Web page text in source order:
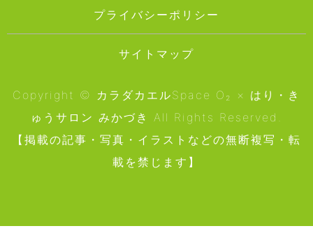
プライバシーポリシー
サイトマップ
Copyright © カラダカエルSpace O₂ × はり・き
ゅうサロン みかづき All Rights Reserved.
【掲載の記事・写真・イラストなどの無断複写・転
載を禁じます】